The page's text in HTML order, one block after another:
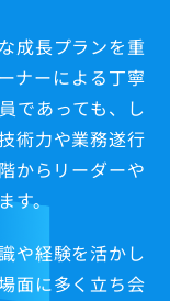
成長プランを重
ナーによる丁寧
であっても、し
術力や業務遂行
からリーダーや
す。
や経験を活かし
面に多く立ち会